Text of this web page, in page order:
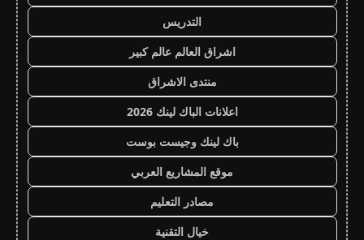
التدريس
اشراق العالم عالم كبير
منتدى الاشراق
اعلانات الباك لينك 2026
باك لينك وجيست بوست
موقع المشاريع العربي
مصادر التعليم
خيال التقنية